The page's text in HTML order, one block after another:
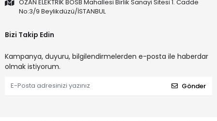
OZAN ELEKTRİK BOSB Mahallesi Birlik Sanayi Sitesi 1. Cadde
No:3/9 Beylikdüzü/İSTANBUL
Bizi Takip Edin
Kampanya, duyuru, bilgilendirmelerden e-posta ile haberdar
olmak istiyorum.
Gönder